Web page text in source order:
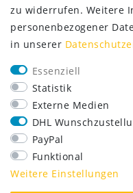
SERVICE
Lieferung nur 2,95 €
Rücksendung
14 Tage Rückgaberecht
Kurze Lieferzeit
FOLGE UNS
zu widerrufen. Weitere
personenbezogener
in unserer
Essenziell
Statistik
Externe Medien
DHL
PayPal
Funktional
Weitere Einstellungen